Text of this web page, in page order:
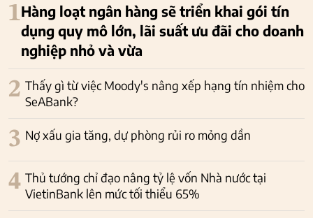
1Hàng loạt ngân hàng sẽ triển khai gói tín
dụng quy mô lớn, lãi suất ưu đãi cho doanh
nghiệp nhỏ và vừa
2 Thấy gì từ việc Moody's nâng xếp hạng tín nhiệm cho
SeABank?
3 Nợ xấu gia tăng, dự phòng rủi ro mỏng dần
4 Thủ tướng chỉ đạo nâng tỷ lệ vốn Nhà nước tại
VietinBank lên mức tối thiểu 65%